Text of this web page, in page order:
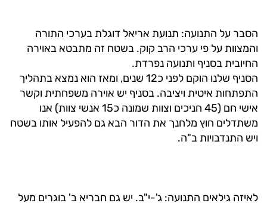
הסבר על התנועה: תנועת אריאל דוגלת בערכי התורה
והמצוות על פי ערכי הרב קוק. בשטח זה מתבטא באוירה
החיובית בסניף ותנועה נפרדת.
הסניף שלנו הוקם לפני כ12 שנים, ומאז הוא נמצא בתהליך
התפתחות איטית ויציבה. בסניף יש אוירה משפחתית וקשר
אישי חם (45 חניכים וצוות שמונה כ15 אנשי צוות) אנו
משתדלים חוץ מלחנך את הדור הבא גם להפעיל אותו בשטח
ויש התנדבויות ב"ה.
לאיזה גילאים התנועה: ג'-י"ב. יש גם חבריא ב' בוגרים מעל